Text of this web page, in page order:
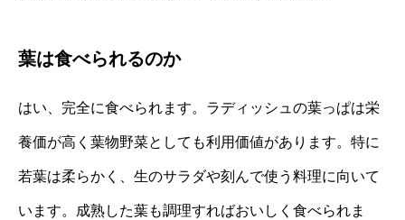
葉は食べられるのか
はい、完全に食べられます。ラディッシュの葉っぱは栄
養価が高く葉物野菜としても利用価値があります。特に
若葉は柔らかく、生のサラダや刻んで使う料理に向いて
います。成熟した葉も調理すればおいしく食べられま